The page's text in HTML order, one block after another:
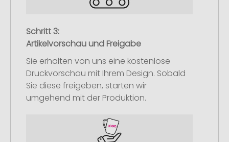
Schritt 3:
Artikelvorschau und Freigabe
Sie erhalten von uns eine kostenlose
Druckvorschau mit Ihrem Design. Sobald
Sie diese freigeben, starten wir
umgehend mit der Produktion.